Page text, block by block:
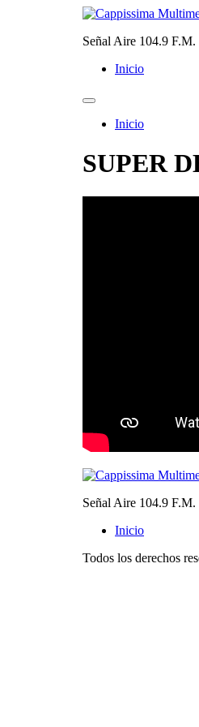
Señal Aire 104.9
Inicio
Inicio
SUPER
Señal Aire 104.9
Inicio
Todos los derechos